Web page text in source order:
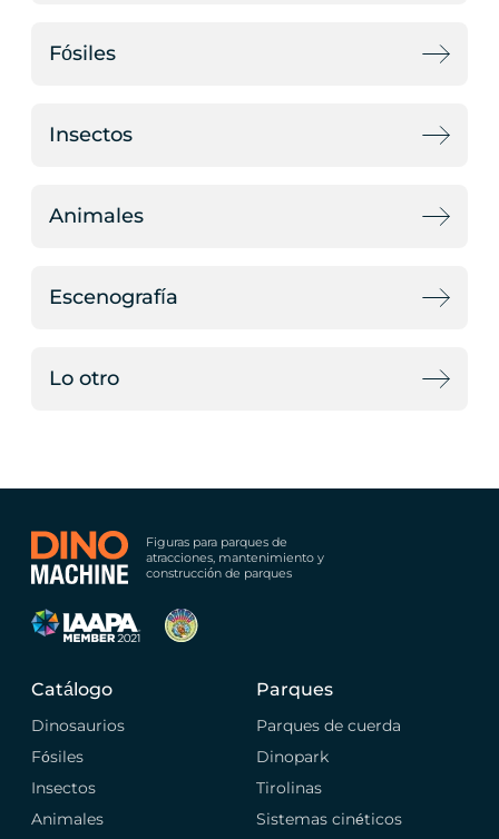
Fósiles
Insectos
Animales
Escenografía
Lo otro
Figuras para parques de
atracciones, mantenimiento y
construcción de parques
Catálogo
Dinosaurios
Fósiles
Insectos
Animales
Parques
Parques de cuerda
Dinopark
Tirolinas
Sistemas cinéticos